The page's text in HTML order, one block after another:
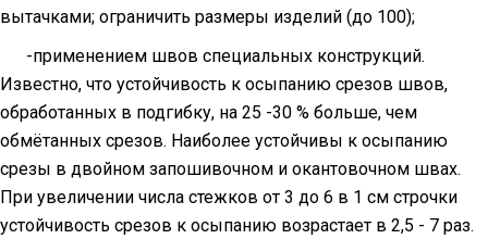
вытачками; ограничить размеры изделий (до 100);
-применением швов специальных конструкций.
Известно, что устойчивость к осыпанию срезов швов,
обработанных в подгибку, на 25 -30 % больше, чем
обмётанных срезов. Наиболее устойчивы к осыпанию
срезы в двойном запошивочном и окантовочном швах.
При увеличении числа стежков от 3 до 6 в 1 см строчки
устойчивость срезов к осыпанию возрастает в 2,5 - 7 раз.